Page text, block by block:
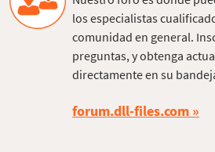
los especialistas
comunidad en general.
preguntas, y obtenga
directamente en su
forum.dll-files.com